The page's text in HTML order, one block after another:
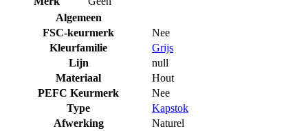
Algemeen
FSC-keurmerk
Nee
Kleurfamilie
Grijs
Lijn
null
Materiaal
Hout
PEFC Keurmerk
Nee
Type
Kapstok
Afwerking
Naturel